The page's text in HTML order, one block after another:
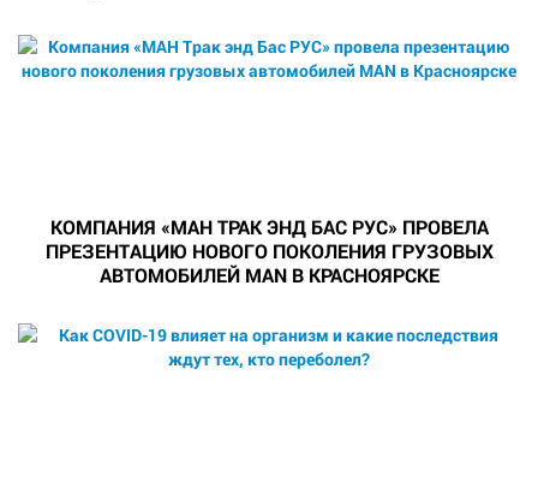
КОМПАНИЯ «МАН ТРАК ЭНД БАС РУС» ПРОВЕЛА
ПРЕЗЕНТАЦИЮ НОВОГО ПОКОЛЕНИЯ ГРУЗОВЫХ
АВТОМОБИЛЕЙ MAN В КРАСНОЯРСКЕ